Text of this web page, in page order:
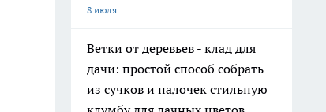
8 июля
Ветки от деревьев - клад для
дачи: простой способ собрать
из сучков и палочек стильную